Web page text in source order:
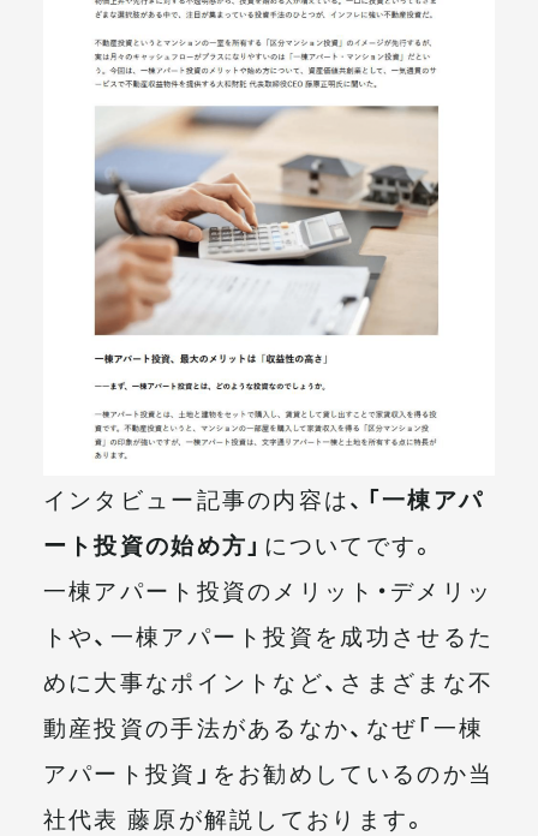
インタビュー記事の内容は、 「一棟アパ
ート投資の始め方」 についてです。
一棟アパート投資のメリット・デメリッ
トや、一棟アパート投資を成功させるた
めに大事なポイントなど、さまざまな不
動産投資の手法があるなか、なぜ「一棟
アパート投資」をお勧めしているのか当
社代表 藤原が解説しております。